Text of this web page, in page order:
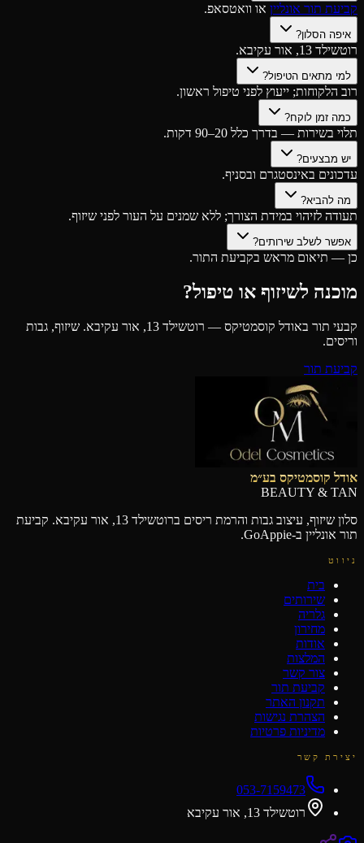
קביעת תור אונליין או וואטסאפ.
איפה הסלון?
רוטשילד 13, אור עקיבא.
למי מתאים הטיפול?
רוב הלקוחות; ייעוץ לפני טיפול ראשון.
כמה זמן לוקח?
תלוי בשירות — בדרך כלל 20–90 דקות.
יש מבצעים?
עדכונים באינסטגרם ובסניף.
מה להביא?
תעודה לזיהוי במידת הצורך; ללא שמנים על העור לפני שיזוף.
אפשר לשלב שירותים?
כן — תיאום מראש בקביעת התור.
מוכנה לשיזוף או טיפול?
קבעי תור באודל קוסמטיקס — רוטשילד 13, אור עקיבא. שיזוף, גבות
וריסים.
קביעת תור
אודל קוסמטיקס בע״מ
BEAUTY & TAN
סלון שיזוף, עיצוב גבות והרמת ריסים ברוטשילד 13, אור עקיבא. קביעת
תור אונליין ב-GoAppie.
ניווט
בית
שירותים
גלריה
מחירון
אודות
המלצות
צור קשר
קביעת תור
תקנון האתר
הצהרת נגישות
מדיניות פרטיות
יצירת קשר
053-7159473
רוטשילד 13, אור עקיבא